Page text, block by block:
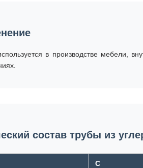
в производстве мебели,
состав трубы из
C